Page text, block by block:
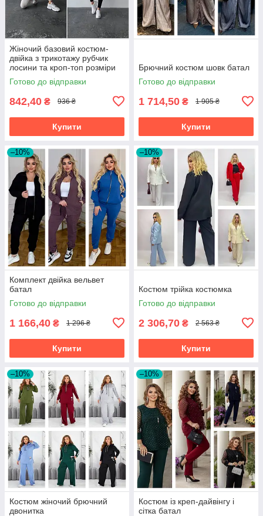
Жіночий базовий костюм-
двійка з трикотажу рубчик
лосини та кроп-топ розміри
норма
Готово до відправки
842,40 ₴ 936 ₴
Купити
Брючний костюм шовк батал
Готово до відправки
1 714,50 ₴ 1 905 ₴
Купити
–10%
Комплект двійка вельвет
батал
Готово до відправки
1 166,40 ₴ 1 296 ₴
Купити
–10%
Костюм трійка костюмка
Готово до відправки
2 306,70 ₴ 2 563 ₴
Купити
–10%
Костюм жіночий брючний
двонитка
–10%
Костюм із креп-дайвінгу і
сітка батал